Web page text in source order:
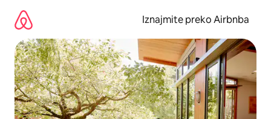
sadržaj
Iznajmite preko Airbnba